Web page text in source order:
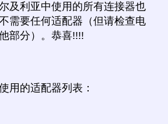
及利亚中使用的所有连接器也
需要任何适配器（但请检查电
部分）。恭喜!!!!
用的适配器列表：